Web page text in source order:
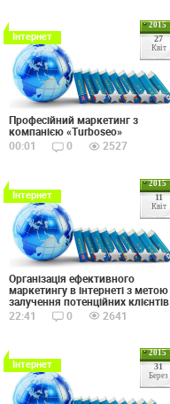
2015
27
Квіт
Інтернет
Професійний маркетинг з
компанією «Turboseo»
00:01
0 2527
2015
11
Квіт
Інтернет
Організація ефективного
маркетингу в інтернеті з метою
залучення потенційних клієнтів
22:41
0 2641
2015
31
Берез
Інтернет